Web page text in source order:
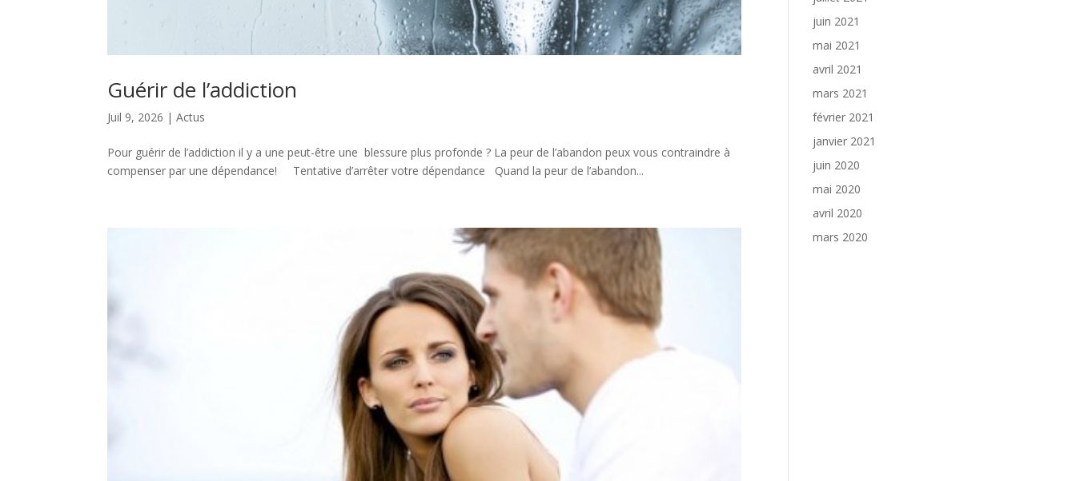
Guérir de l’addiction
Juil 9, 2026 |Actus
Pour guérir de l’addiction il y a une peut-être une blessure plus profonde ? La peur de l’abandon peux vous contraindre à
compenser par une dépendance! Tentative d’arrêter votre dépendance Quand la peur de l’abandon...
juin 2021
mai 2021
avril 2021
mars 2021
février 2021
janvier 2021
juin 2020
mai 2020
avril 2020
mars 2020